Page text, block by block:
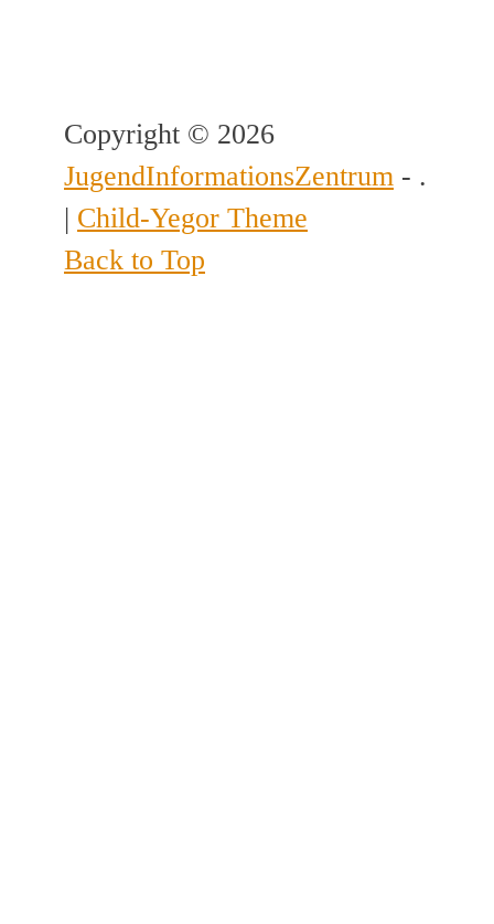
Copyright © 2026
JugendInformationsZentrum - .
| Child-Yegor Theme
Back to Top